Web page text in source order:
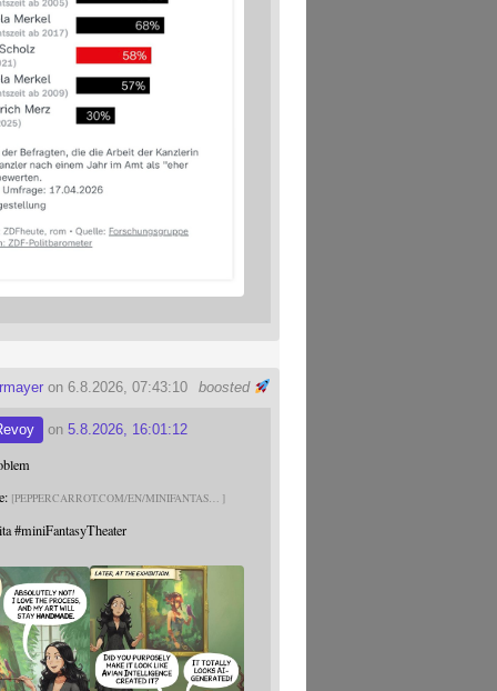
boosted
on 6.8.2026, 07:43:10
on5.8.2026, 16:01:12
PEPPERCARROT.COM/EN/MINIFANTAS
#miniFantasyTheater